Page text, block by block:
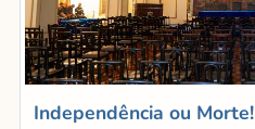
Independência ou Morte!